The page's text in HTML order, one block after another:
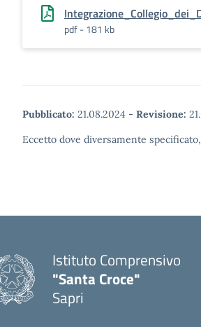
pdf - 181 kb
Pubblicato: 21.08.2024 - Revisione:
Eccetto dove diversamente
Istituto Comprensivo
"Santa Croce"
Sapri